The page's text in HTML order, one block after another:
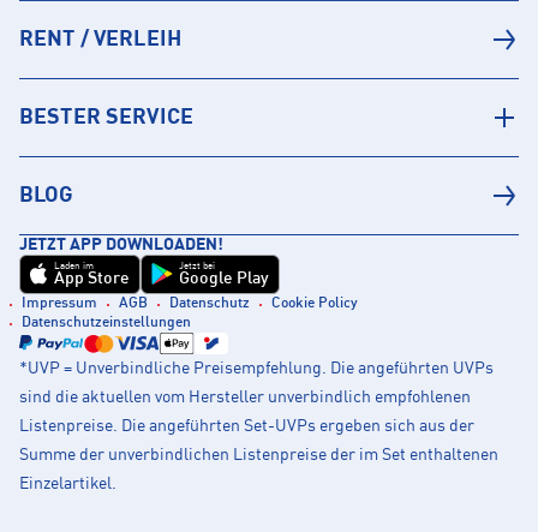
RENT / VERLEIH
BESTER SERVICE
BLOG
JETZT APP DOWNLOADEN!
Laden im
App Store
Jetzt bei
Google Play
Impressum AGB Datenschutz
Cookie Policy
Datenschutzeinstellungen
*UVP = Unverbindliche Preisempfehlung. Die angeführten UVPs
sind die aktuellen vom Hersteller unverbindlich empfohlenen
Listenpreise. Die angeführten Set-UVPs ergeben sich aus der
Summe der unverbindlichen Listenpreise der im Set enthaltenen
Einzelartikel.